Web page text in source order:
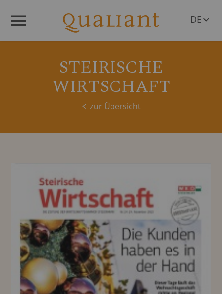
DE
STEIRISCHE
WIRTSCHAFT
zur Übersicht